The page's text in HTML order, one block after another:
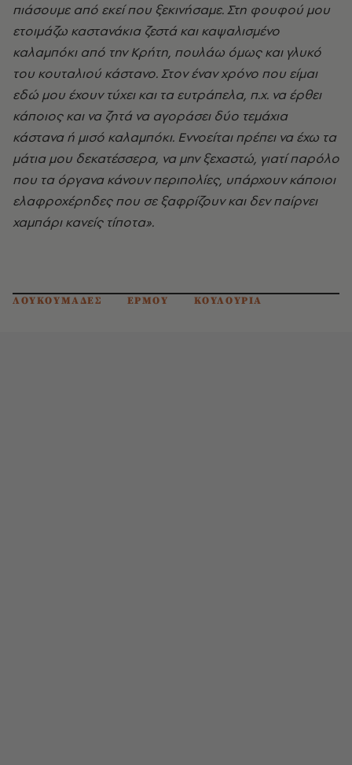
πιάσουμε από εκεί που ξεκινήσαμε. Στη φουφού μου
ετοιμάζω καστανάκια ζεστά και καψαλισμένο
καλαμπόκι από την Κρήτη, πουλάω όμως και γλυκό
του κουταλιού κάστανο. Στον έναν χρόνο που είμαι
εδώ μου έχουν τύχει και τα ευτράπελα, π.χ. να έρθει
κάποιος και να ζητά να αγοράσει δύο τεμάχια
κάστανα ή μισό καλαμπόκι. Εννοείται πρέπει να έχω τα
μάτια μου δεκατέσσερα, να μην ξεχαστώ, γιατί παρόλο
που τα όργανα κάνουν περιπολίες, υπάρχουν κάποιοι
ελαφροχέρηδες που σε ξαφρίζουν και δεν παίρνει
χαμπάρι κανείς τίποτα».
ΛΟΥΚΟΥΜΑΔΕΣ ΕΡΜΟΥ ΚΟΥΛΟΥΡΙΑ